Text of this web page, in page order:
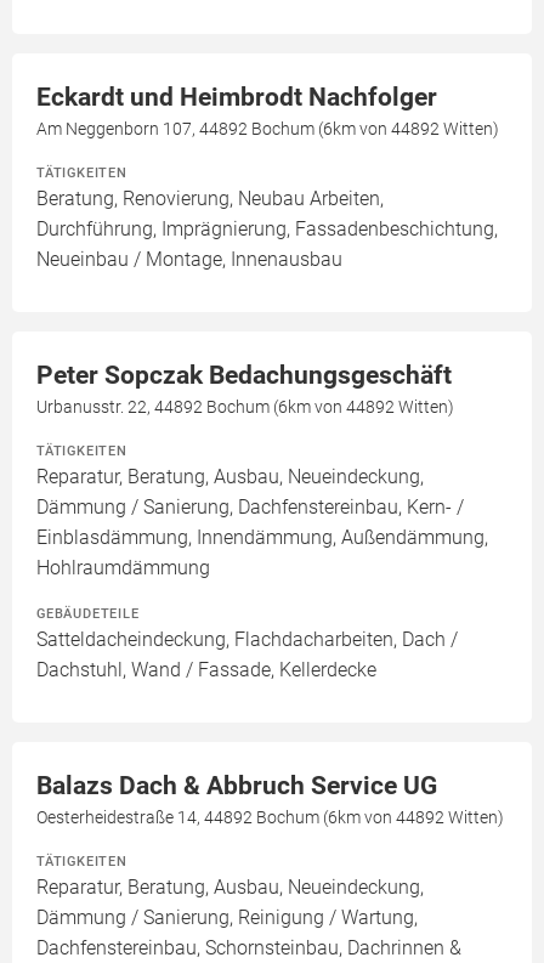
Eckardt und Heimbrodt Nachfolger
Am Neggenborn 107, 44892 Bochum (6km von 44892 Witten)
TÄTIGKEITEN
Beratung, Renovierung, Neubau Arbeiten,
Durchführung, Imprägnierung, Fassadenbeschichtung,
Neueinbau / Montage, Innenausbau
Peter Sopczak Bedachungsgeschäft
Urbanusstr. 22, 44892 Bochum (6km von 44892 Witten)
TÄTIGKEITEN
Reparatur, Beratung, Ausbau, Neueindeckung,
Dämmung / Sanierung, Dachfenstereinbau, Kern- /
Einblasdämmung, Innendämmung, Außendämmung,
Hohlraumdämmung
GEBÄUDETEILE
Satteldacheindeckung, Flachdacharbeiten, Dach /
Dachstuhl, Wand / Fassade, Kellerdecke
Balazs Dach & Abbruch Service UG
Oesterheidestraße 14, 44892 Bochum (6km von 44892 Witten)
TÄTIGKEITEN
Reparatur, Beratung, Ausbau, Neueindeckung,
Dämmung / Sanierung, Reinigung / Wartung,
Dachfenstereinbau, Schornsteinbau, Dachrinnen &